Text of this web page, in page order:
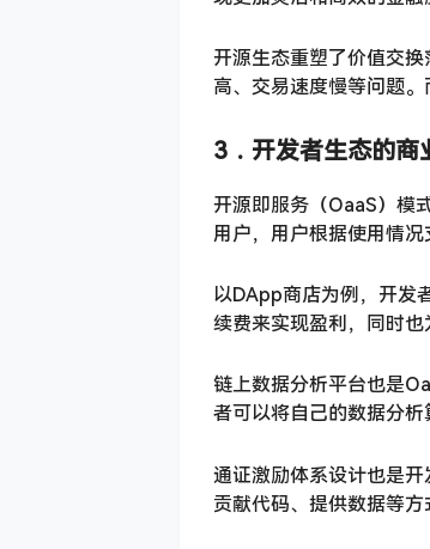
开源生态重塑了价值交
高、交易速度慢等问题
3． 开发者生态的商
开源即服务（OaaS）模
用户，用户根据使用情
以DApp商店为例，开发
续费来实现盈利，同时也
链上数据分析平台也是
者可以将自己的数据分析
通证激励体系设计也是
贡献代码、提供数据等